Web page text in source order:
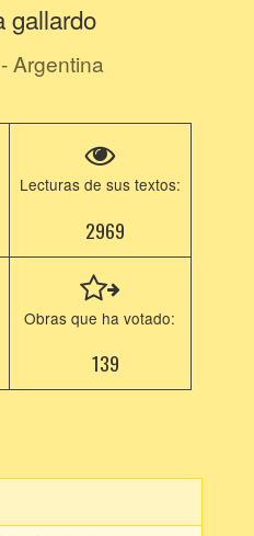
gallardo
Argentina
Lecturas de sus textos:
2969
Obras que ha votado:
139